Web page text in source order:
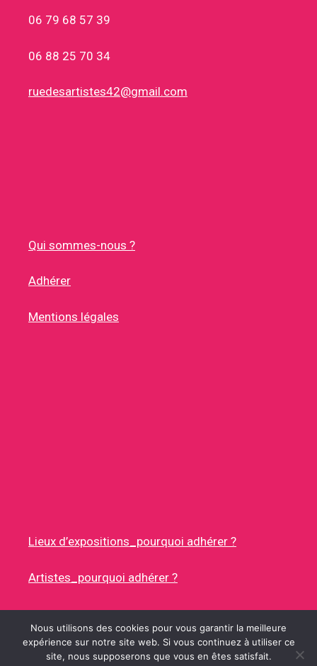
06 79 68 57 39
06 88 25 70 34
ruedesartistes42@gmail.com
Qui sommes-nous ?
Adhérer
Mentions légales
Lieux d’expositions_pourquoi adhérer ?
Artistes_pourquoi adhérer ?
© 2026 RUES DES ARTISTES• CONSTRUIT AVEC
Nous utilisons des cookies pour vous garantir la meilleure
expérience sur notre site web. Si vous continuez à utiliser ce
site, nous supposerons que vous en êtes satisfait.